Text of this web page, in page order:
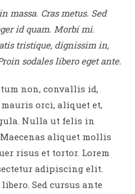
Cras metus. Sed
id quam. Morbi mi.
tristique, dignissim in,
sodales libero eget ante.
non, convallis id,
orci, aliquet et,
Nulla ut felis in
aliquet mollis
risus et tortor. Lorem
adipiscing elit.
Sed cursus ante